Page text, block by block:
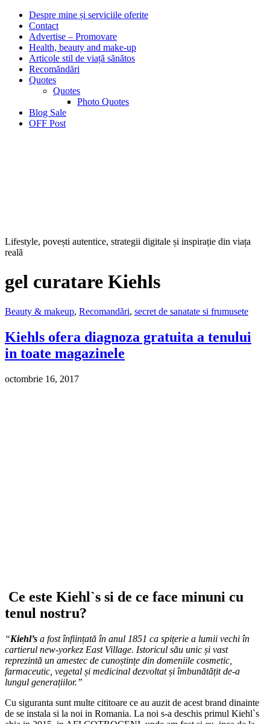
Despre mine și serviciile oferite
Contact
Advertise – Promovare
Health, beauty and make-up
Articole stil de viață sănătos
Recomăndări
Quotes
Quotes
Photo Quotes
Blog Sale
OFF Post
Lifestyle, povești autentice, strategii digitale și inspirație din viața
reală
gel curatare Kiehls
Beauty & makeup, Recomandări, secret de sanatate si frumusete
Kiehls ofera diagnoza gratuita a tenului
in toate magazinele
octombrie 16, 2017
Ce este Kiehl`s si de ce face minuni cu
tenul nostru?
“Kiehl’s a fost înființată în anul 1851 ca spițerie a lumii vechi în
cartierul new-yorkez East Village. Istoricul său unic și vast
reprezintă un amestec de cunoștințe din domeniile cosmetic,
farmaceutic, vegetal și medicinal dezvoltat și îmbunătățit de-a
lungul generațiilor.”
Cu siguranta sunt multe cititoare ce au auzit de acest brand dinainte
de se instala si la noi in Romania. La noi s-a deschis primul Kiehl`s